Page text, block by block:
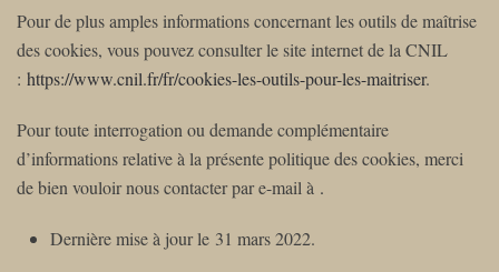
Pour de plus amples informations concernant les outils de maîtrise
des cookies, vous pouvez consulter le site internet de la CNIL
: https://www.cnil.fr/fr/cookies-les-outils-pour-les-maitriser.
Pour toute interrogation ou demande complémentaire
d’informations relative à la présente politique des cookies, merci
de bien vouloir nous contacter par e-mail à .
Dernière mise à jour le 31 mars 2022.